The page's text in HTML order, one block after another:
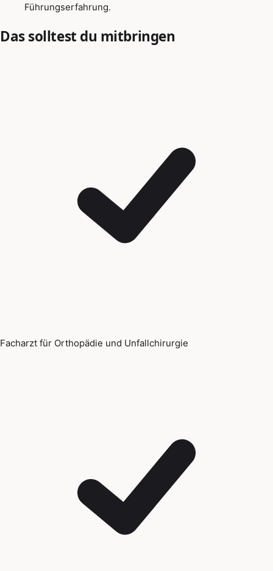
Führungserfahrung.
Das solltest du mitbringen
Facharzt für Orthopädie und Unfallchirurgie